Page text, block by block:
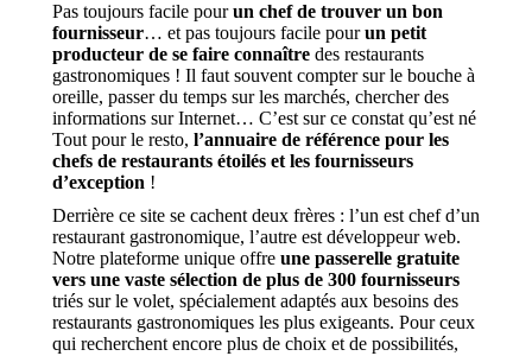
Pas toujours facile pourun chef de trouver un bon
fournisseur… et pas toujours facile pourun petit
producteur de se faire connaître des restaurants
gastronomiques ! Il faut souvent compter sur le bouche à
oreille, passer du temps sur les marchés, chercher des
informations sur Internet… C’est sur ce constat qu’est né
Tout pour le resto, l’annuaire de référence pour les
chefs de restaurants étoilés et les fournisseurs
d’exception !
Derrière ce site se cachent deux frères : l’un est chef d’un
restaurant gastronomique, l’autre est développeur web.
Notre plateforme unique offre une passerelle gratuite
vers une vaste sélection de plus de 300 fournisseurs
triés sur le volet, spécialement adaptés aux besoins des
restaurants gastronomiques les plus exigeants. Pour ceux
qui recherchent encore plus de choix et de possibilités,